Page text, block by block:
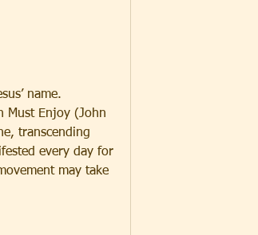
name.
Must Enjoy (John
transcending
every day for
may take